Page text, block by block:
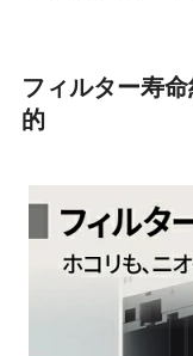
フィルター寿
的